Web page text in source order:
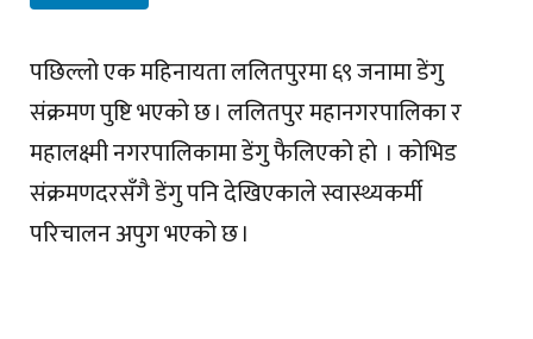
पछिल्लो एक महिनायता ललितपुरमा ६९ जनामा डेंगु
संक्रमण पुष्टि भएको छ । ललितपुर महानगरपालिका र
महालक्ष्मी नगरपालिकामा डेंगु फैलिएको हाे । कोभिड
संक्रमणदरसँगै डेंगु पनि देखिएकाले स्वास्थ्यकर्मी
परिचालन अपुग भएको छ ।